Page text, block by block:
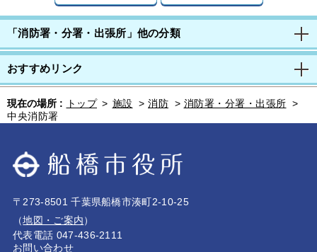
「消防署・分署・出張所」他の分類
おすすめリンク
現在の場所 : トップ > 施設 > 消防 > 消防署・分署・出張所 >
中央消防署
〒273-8501 千葉県船橋市湊町2-10-25
（地図・ご案内）
代表電話 047-436-2111
お問い合わせ